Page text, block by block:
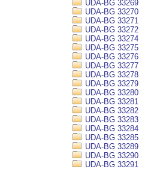
UDA-BG 33269
UDA-BG 33270
UDA-BG 33271
UDA-BG 33272
UDA-BG 33274
UDA-BG 33275
UDA-BG 33276
UDA-BG 33277
UDA-BG 33278
UDA-BG 33279
UDA-BG 33280
UDA-BG 33281
UDA-BG 33282
UDA-BG 33283
UDA-BG 33284
UDA-BG 33285
UDA-BG 33289
UDA-BG 33290
UDA-BG 33291